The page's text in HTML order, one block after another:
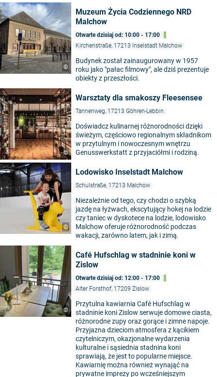
©
Muzeum Życia Codziennego NRD
Malchow
Otwarte dzisiaj od: 10:00 - 17:00
Kirchenstraße, 17213 Inselstadt Malchow
Budynek został zainaugurowany w 1957
roku jako "pałac filmowy", ale dziś prezentuje
obiekty z przeszłości.
©
Warsztaty dla smakoszy Fleesensee
Tannenweg, 17213 Göhren-Lebbin
Doświadcz kulinarnej różnorodności dzięki
świeżym, częściowo regionalnym składnikom
w przytulnym i nowoczesnym wnętrzu
Genusswerkstatt z przyjaciółmi i rodziną.
©
Lodowisko Inselstadt Malchow
Schulstraße, 17213 Malchow
Niezależnie od tego, czy chodzi o szybką
jazdę na łyżwach, ekscytujący hokej na lodzie
czy taniec w dyskotece na lodzie, lodowisko
Malchow oferuje różnorodność podczas
wakacji, zarówno latem, jak i zimą.
©
Café Hufschlag w stadninie koni w
Zislow
Otwarte dzisiaj od: 12:00 - 17:00
Alter Forsthof, 17209 Zislow
Przytulna kawiarnia Café Hufschlag w
stadninie koni Zislow serwuje domowe ciasta,
różnorodne zupy oraz gorące i zimne napoje.
Przyjazna dzieciom atmosfera z kącikiem
czytelniczym, okazjonalne wydarzenia
kulturalne i sąsiednia stadnina koni
sprawiają, że jest to popularne miejsce.
Kawiarnię można również wynająć na
prywatne imprezy po wcześniejszym